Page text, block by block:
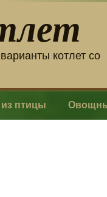
котлет со
птицы